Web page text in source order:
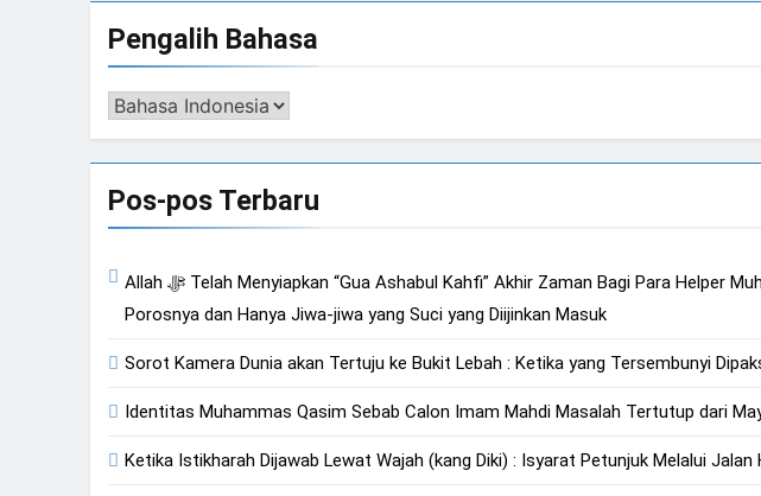
Pengalih Bahasa
Pengalih
Pos-pos Terbaru
Allah ﷻ Telah Menyiapkan “Gua Ashabul Kahfi” Akhir Zaman Bagi Para Helper Muhammad Qasim, Kuncinya di Tangan Muhammad Qasim, Dengan 7 Tokoh Inti Sebagai
Porosnya dan Hanya Jiwa-jiwa yang Suci yang Diijinkan Masuk
Sorot Kamera Dunia akan Tertuju ke Bukit Lebah : Ketika yang Tersembunyi
Identitas Muhammas Qasim Sebab Calon Imam Mahdi Masalah Tertutup dari
Ketika Istikharah Dijawab Lewat Wajah (kang Diki) : Isyarat Petunjuk Melalui Jalan